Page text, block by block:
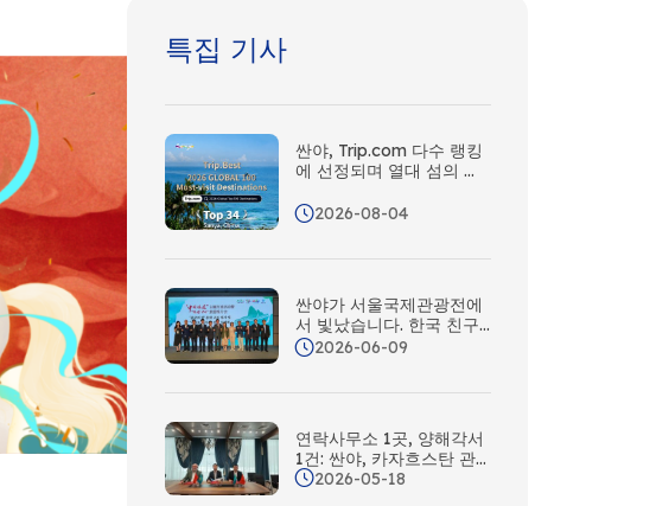
특집 기사
싼야, Trip.com 다수 랭킹
에 선정되며 열대 섬의 매
2026-08-04
싼야가 서울국제관광전에
서 빛났습니다. 한국 친구
들, 준비되셨나요? 싼야가
2026-06-09
연락사무소 1곳, 양해각서
1건: 싼야, 카자흐스탄 관
광객 유치 시장 심화 확대
2026-05-18